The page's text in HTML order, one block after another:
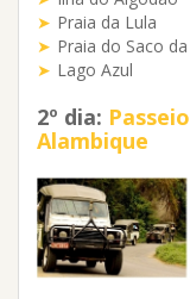
Praia da Lula
Praia do Saco
Lago Azul
2º dia:
Alambique